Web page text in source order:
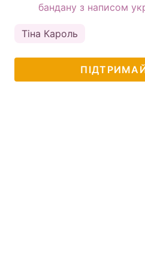
бандану з написом
Тіна Кароль